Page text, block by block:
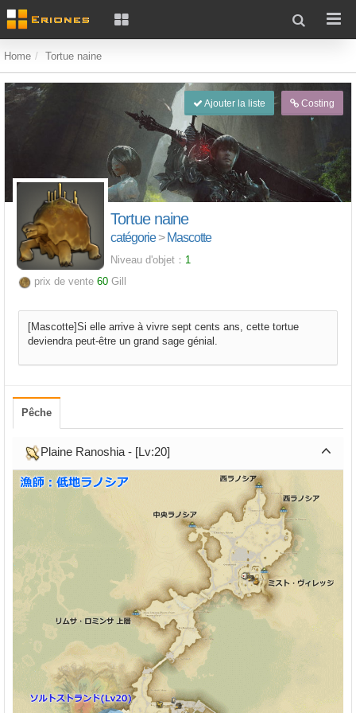
Home Tortue naine
Ajouter la liste Costing
Tortue naine
catégorie> Mascotte
Niveau d'objet： 1
prix de vente 60 Gill
[Mascotte]Si elle arrive à vivre sept cents ans, cette tortue
deviendra peut-être un grand sage génial.
Pêche
Plaine Ranoshia - [Lv:20]